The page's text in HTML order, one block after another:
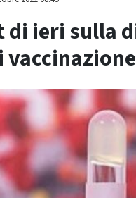
ieri sulla
vaccinazione